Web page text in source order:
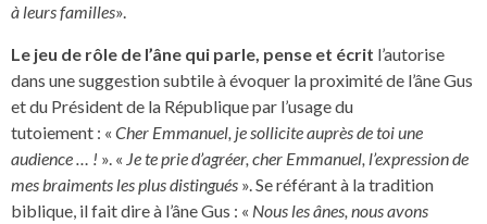
à leurs familles».
Le jeu de rôle de l’âne qui parle, pense et écrit l’autorise
dans une suggestion subtile à évoquer la proximité de l’âne Gus
et du Président de la République par l’usage du
tutoiement : « Cher Emmanuel, je sollicite auprès de toi une
audience … ! ». « Je te prie d’agréer, cher Emmanuel, l’expression de
mes braiments les plus distingués ». Se référant à la tradition
biblique, il fait dire à l’âne Gus : « Nous les ânes, nous avons